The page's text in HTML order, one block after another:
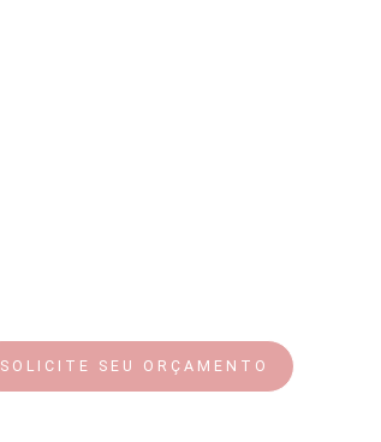
SOLICITE SEU ORÇAMENTO